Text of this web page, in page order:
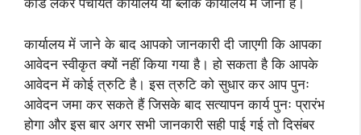
कार्ड लेकर पंचायत कार्यालय या ब्लॉक कार्यालय में जाना है।
कार्यालय में जाने के बाद आपको जानकारी दी जाएगी कि आपका
आवेदन स्वीकृत क्यों नहीं किया गया है। हो सकता है कि आपके
आवेदन में कोई त्रुटि है। इस त्रुटि को सुधार कर आप पुनः
आवेदन जमा कर सकते हैं जिसके बाद सत्यापन कार्य पुनः प्रारंभ
होगा और इस बार अगर सभी जानकारी सही पाई गई तो दिसंबर